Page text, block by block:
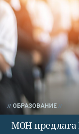
ОБРАЗОВАНИЕ
МОН предлага